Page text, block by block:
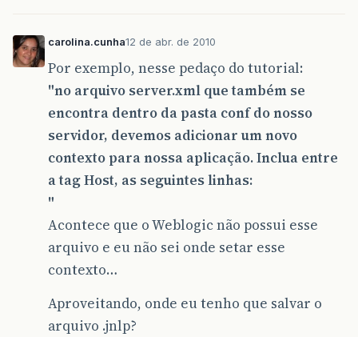
carolina.cunha12 de abr. de 2010
Por exemplo, nesse pedaço do tutorial:
"no arquivo server.xml que também se
encontra dentro da pasta conf do nosso
servidor, devemos adicionar um novo
contexto para nossa aplicação. Inclua entre
a tag Host, as seguintes linhas:
"
Acontece que o Weblogic não possui esse
arquivo e eu não sei onde setar esse
contexto…
Aproveitando, onde eu tenho que salvar o
arquivo .jnlp?